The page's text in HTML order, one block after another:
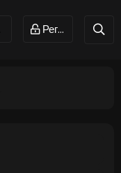
Регистрация